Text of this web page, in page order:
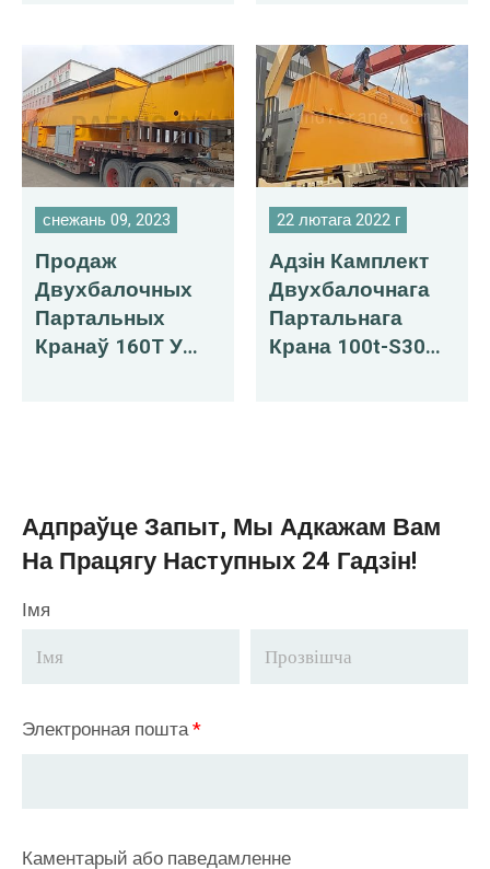
снежань 09, 2023
Продаж
Двухбалочных
Партальных
Кранаў 160T У
22 лютага 2022 г
Адзін Камплект
Двухбалочнага
Партальнага
Крана 100t-S30m-
Адпраўце Запыт, Мы Адкажам Вам
На Працягу Наступных 24 Гадзін!
Імя
Электронная пошта*
Каментарый або паведамленне